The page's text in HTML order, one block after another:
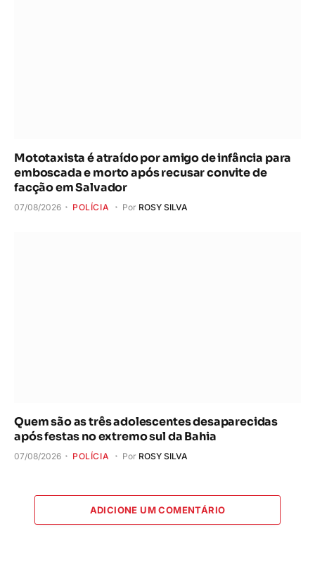
Mototaxista é atraído por amigo de infância para
emboscada e morto após recusar convite de
facção em Salvador
07/08/2026 POLÍCIA Por ROSY SILVA
Quem são as três adolescentes desaparecidas
após festas no extremo sul da Bahia
07/08/2026 POLÍCIA Por ROSY SILVA
ADICIONE UM COMENTÁRIO